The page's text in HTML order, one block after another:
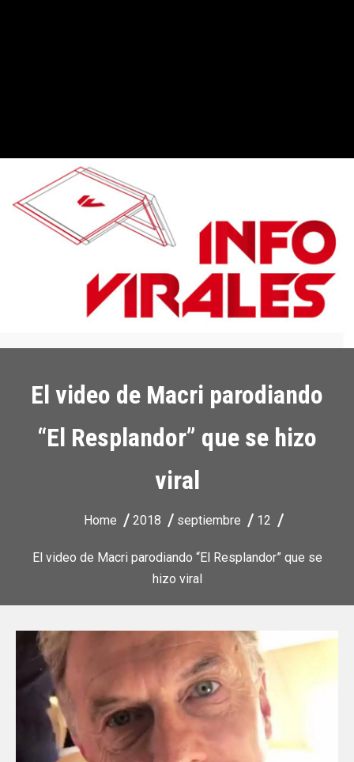
El video de Macri parodiando
“El Resplandor” que se hizo
viral
Home 2018 septiembre 12
El video de Macri parodiando “El Resplandor” que se
hizo viral